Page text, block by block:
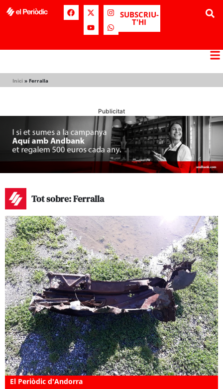
SUBSCRIU-
T'HI
Inici » Ferralla
Publicitat
Tot sobre: Ferralla
El Periòdic d'Andorra